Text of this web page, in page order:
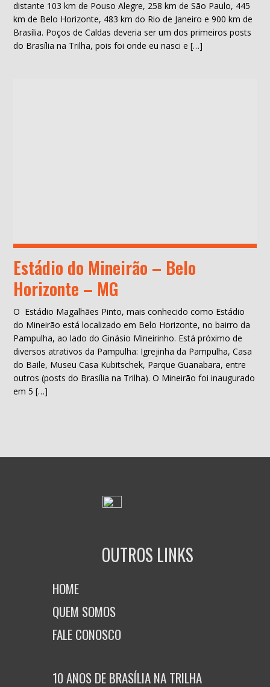
distante 103 km de Pouso Alegre, 258 km de São Paulo, 445
km de Belo Horizonte, 483 km do Rio de Janeiro e 900 km de
Brasília. Poços de Caldas deveria ser um dos primeiros posts
do Brasília na Trilha, pois foi onde eu nasci e […]
Estádio do Mineirão – Belo
Horizonte – MG
O Estádio Magalhães Pinto, mais conhecido como Estádio
do Mineirão está localizado em Belo Horizonte, no bairro da
Pampulha, ao lado do Ginásio Mineirinho. Está próximo de
diversos atrativos da Pampulha: Igrejinha da Pampulha, Casa
do Baile, Museu Casa Kubitschek, Parque Guanabara, entre
outros (posts do Brasília na Trilha). O Mineirão foi inaugurado
em 5 […]
OUTROS LINKS
HOME
QUEM SOMOS
FALE CONOSCO
10 ANOS DE BRASÍLIA NA TRILHA